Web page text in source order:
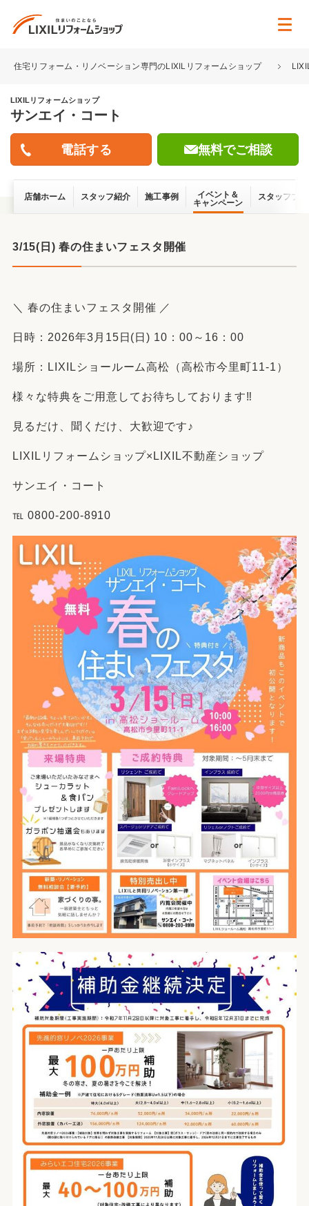
住宅リフォーム・リノベーション専門のLIXILリフォームショップ
LIXILリフォームショップ
サンエイ・コート
無料でご相談
店舗ホーム スタッフ紹介 施工事例
イベント＆
キャンペーン
スタッフブ
3/15(日) 春の住まいフェスタ開催
＼ 春の住まいフェスタ開催 ／
日時：2026年3月15日(日) 10：00～16：00
場所：LIXILショールーム高松（高松市今里町11-1）
様々な特典をご用意してお待ちしております‼
見るだけ、聞くだけ、大歓迎です♪
LIXILリフォームショップ×LIXIL不動産ショップ
サンエイ・コート
℡ 0800-200-8910